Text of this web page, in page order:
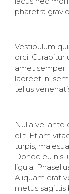
pharetra
Vestibulum
orci. Curabitur
amet
laoreet in,
tellus
Nulla vel
elit. Etiam
turpis,
Donec eu
ligula.
Aliquam erat
metus sagittis